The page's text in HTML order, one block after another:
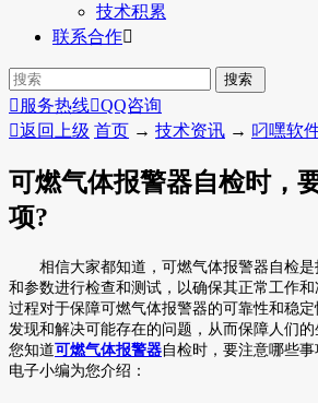
技术积累
联系合作
 服务热线QQ咨询
返回上级 首页 → 技术资讯 → 叼嘿软
可燃气体报警器自检时，
项?
相信大家都知道，可燃气体报警器自检
和参数进行检查和测试，以确保其正常工作
过程对于保障可燃气体报警器的可靠性和稳定
发现和解决可能存在的问题，从而保障人们的
您知道可燃气体报警器自检时，要注意哪
电子小编为您介绍：